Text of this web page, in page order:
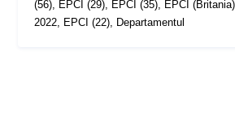
(56), EPCI (29), EPCI (35), EPCI
2022, EPCI (22), Departamentul